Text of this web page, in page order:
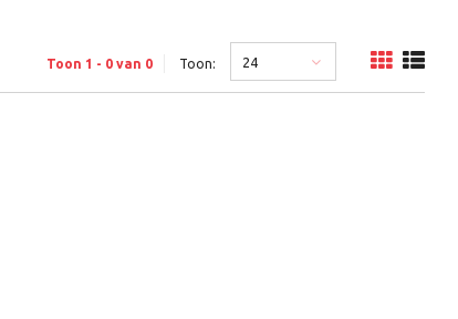
Toon 1 - 0 van 0 Toon: 24